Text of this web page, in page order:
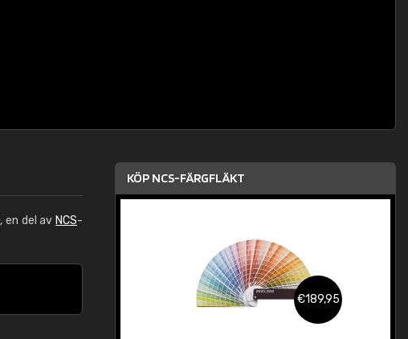
, en del av NCS-
KÖP NCS-FÄRGFLÄKT
€189,95